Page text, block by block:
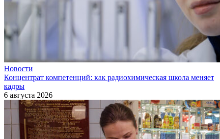
Новости
Концентрат компетенций: как радиохимическая школа меняет
кадры
6 августа 2026